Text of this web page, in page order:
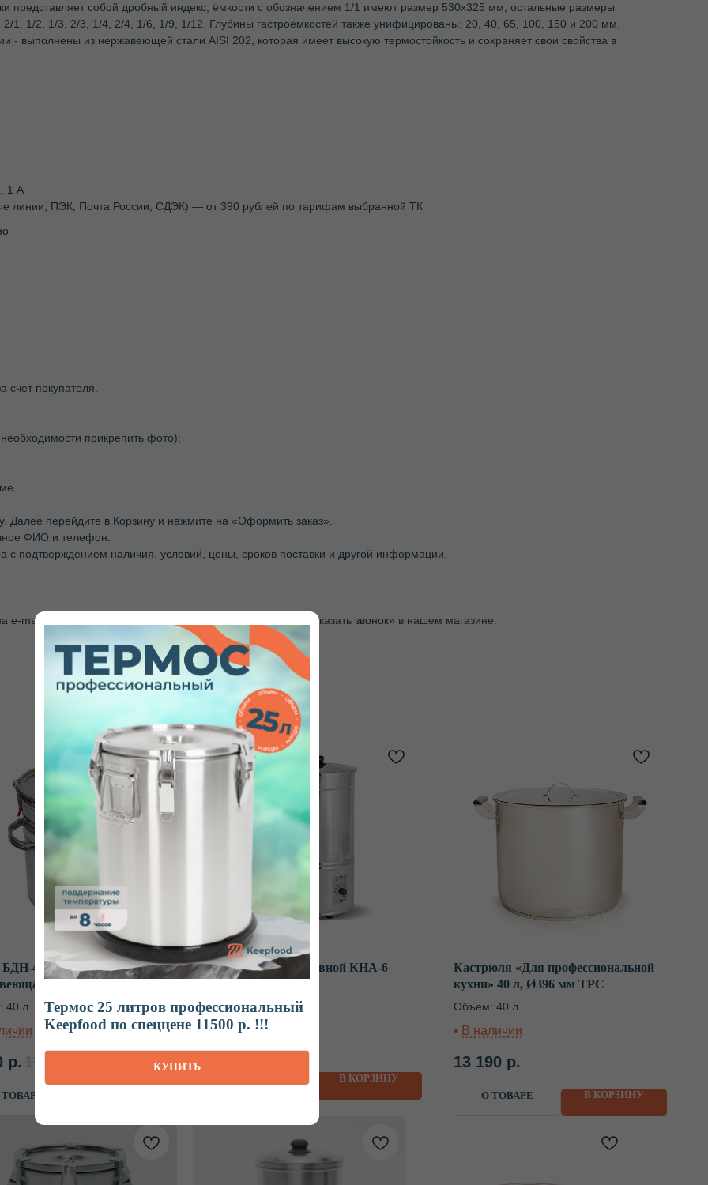
Термос 25 литров профессиональный
Keepfood по спеццене 11500 р. !!!
КУПИТЬ
представляет собой дробный индекс, ёмкости с обозначением 1/1 имеют размер 530х325 мм, остальные размеры
1, 1/2, 1/3, 2/3, 1/4, 2/4, 1/6, 1/9, 1/12. Глубины гастроёмкостей также унифицированы: 20, 40, 65, 100, 150 и 200 мм.
- выполнены из нержавеющей стали AISI 202, которая имеет высокую термостойкость и сохраняет свои свойства в
1 А
линии, ПЭК, Почта России, СДЭК) — от 390 рублей по тарифам выбранной ТК
счет покупателя.
прикрепить фото);
Далее перейдите в Корзину и нажмите на «Оформить заказ».
ФИО и телефон.
подтверждением наличия, условий, цены, сроков поставки и другой информации.
e-mail или воспользуйтесь формой «Заказать звонок» в нашем магазине.
БДН-40 с боковыми ручками
сталь
40 л
р.
Кипятильник наливной КНА-6
В КОРЗИНУ
Кастрюля «Для профессиональной
кухни» 40 л, Ø396 мм ТРС
Объем: 40 л
13 190 р.
О ТОВАРЕ В КОРЗИНУ